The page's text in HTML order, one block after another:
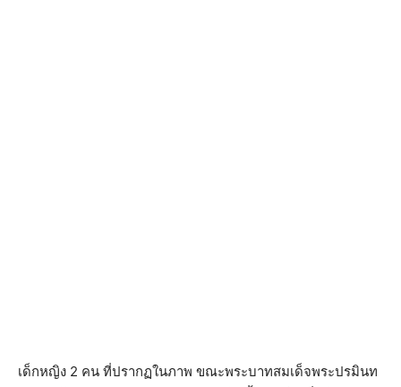
เด็กหญิง 2 คน ที่ปรากฏในภาพ ขณะพระบาทสมเด็จพระปรมินท